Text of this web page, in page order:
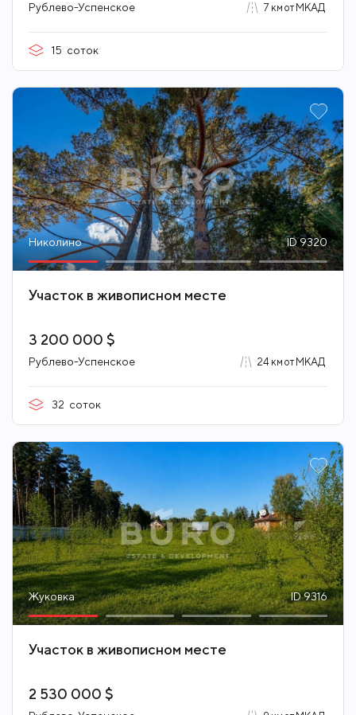
Рублево-Успенское 7 км от МКАД
15 соток
Николино ID 9320
Участок в живописном месте
3 200 000 $
Рублево-Успенское 24 км от МКАД
32 соток
Жуковка ID 9316
Участок в живописном месте
2 530 000 $